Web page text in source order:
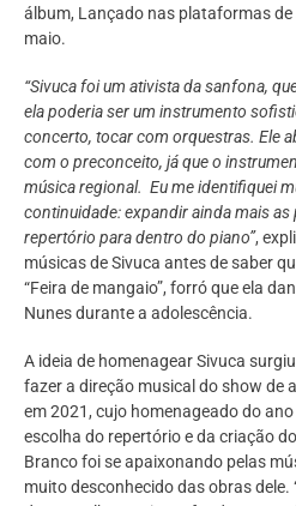
álbum, Lançado nas plataformas
maio.
“Sivuca foi um ativista da sanfona,
ela poderia ser um instrumento
concerto, tocar com orquestras. Ele
com o preconceito, já que o
música regional. Eu me identifiquei
continuidade: expandir ainda mais
repertório para dentro do piano”,
músicas de Sivuca antes de saber
“Feira de mangaio”, forró que ela
Nunes durante a adolescência.
A ideia de homenagear Sivuca
fazer a direção musical do show de
em 2021, cujo homenageado do
escolha do repertório e da criação
Branco foi se apaixonando pelas
muito desconhecido das obras